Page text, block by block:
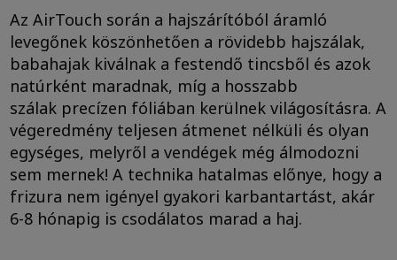
Az AirTouch során a hajszárítóból áramló
levegőnek köszönhetően a rövidebb hajszálak,
babahajak kiválnak a festendő tincsből és azok
natúrként maradnak, míg a hosszabb
szálak precízen fóliában kerülnek világosításra. A
végeredmény teljesen átmenet nélküli és olyan
egységes, melyről a vendégek még álmodozni
sem mernek! A technika hatalmas előnye, hogy a
frizura nem igényel gyakori karbantartást, akár
6-8 hónapig is csodálatos marad a haj.